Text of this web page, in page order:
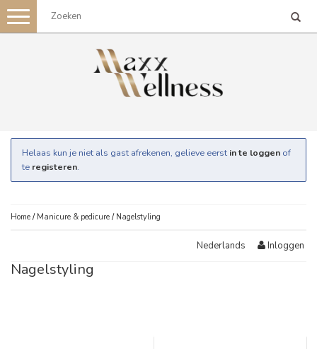
Toggle
navigation
Helaas kun je niet als gast afrekenen, gelieve eerst in te loggen of
te registeren.
Home / Manicure & pedicure / Nagelstyling
Nederlands Inloggen
Nagelstyling